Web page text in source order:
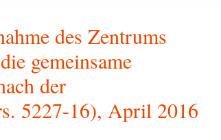
des Zentrums
gemeinsame
der
5227-16), April 2016